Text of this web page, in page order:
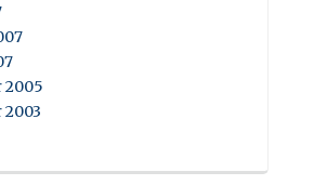
2005